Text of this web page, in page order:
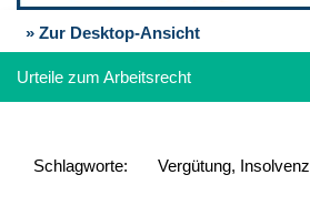
» Zur Desktop-Ansicht
Urteile zum Arbeitsrecht
Schlag­worte: Vergütung, Insolvenz